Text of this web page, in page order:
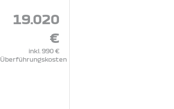
19.020
€
inkl. 990 €
Überführungskosten